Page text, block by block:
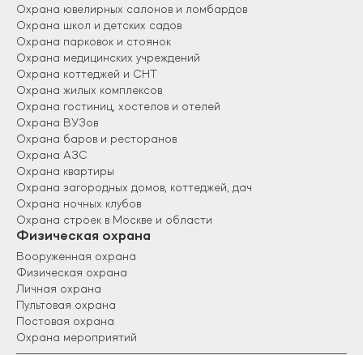
Охрана ювелирных салонов и ломбардов
Охрана школ и детских садов
Охрана парковок и стоянок
Охрана медицинских учреждений
Охрана коттеджей и СНТ
Охрана жилых комплексов
Охрана гостиниц, хостелов и отелей
Охрана ВУЗов
Охрана баров и ресторанов
Охрана АЗС
Охрана квартиры
Охрана загородных домов, коттеджей, дач
Охрана ночных клубов
Охрана строек в Москве и области
Физическая охрана
Вооруженная охрана
Физическая охрана
Личная охрана
Пультовая охрана
Постовая охрана
Охрана мероприятий